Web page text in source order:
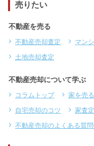
売りたい
不動産を売る
不動産売却査定 マン
土地売却査定
不動産売却について学ぶ
コラムトップ 家を売
自宅売却のコツ
家査
不動産売却のよくある質